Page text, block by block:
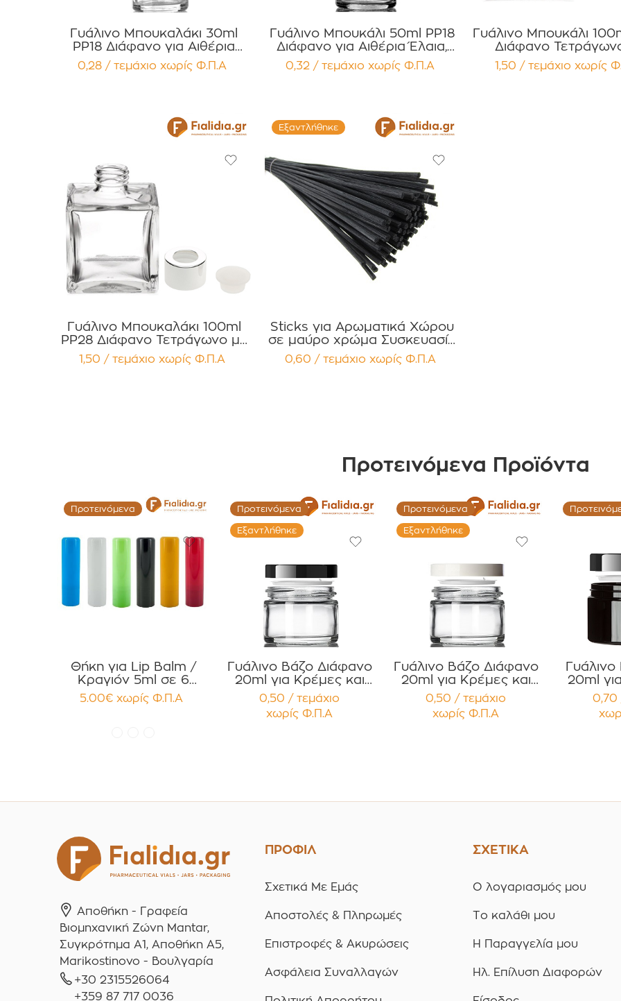
Γυάλινο Μπουκαλάκι 30ml
PP18 Διάφανο για Αιθέρια
Έλαια, Βάμματα Συσκευασία 12
τεμαχίων
0,28 / τεμάχιο χωρίς Φ.Π.Α
Γυάλινο Μπουκάλι 50ml PP18
Διάφανο για Αιθέρια Έλαια,
Βάμματα Συσκευασία 12
τεμαχίων
0,32 / τεμάχιο χωρίς Φ.Π.Α
Γυάλινο Μπουκάλι 100ml
Διάφανο
Μαύρο Πώμα
Αρωματικά Χώρου
1,50 / τεμάχιο χωρίς
Γυάλινο Μπουκαλάκι 100ml
PP28 Διάφανο Τετράγωνο με
Ασημί Πώμα Αλουμινίου για
Αρωματικά Χώρου
1,50 / τεμάχιο χωρίς Φ.Π.Α
Εξαντλήθηκε
Sticks για Αρωματικά Χώρου
σε μαύρο χρώμα Συσκευασία
12 τεμαχίων
0,60 / τεμάχιο χωρίς Φ.Π.Α
Προτεινόμενα Προϊόντα
Προτεινόμενα
Θήκη για Lip Balm /
Κραγιόν 5ml σε 6
χρώματα Πακέτο 10τεμ.
5.00€ χωρίς Φ.Π.Α
Προτεινόμενα
Εξαντλήθηκε
Γυάλινο Βάζο Διάφανο
20ml για Κρέμες και
Κηραλοιφές με Μαύρο
Γυαλιστερό Καπάκι
Παρέμβυσμα
0,50 / τεμάχιο
χωρίς Φ.Π.Α
Προτεινόμενα
Εξαντλήθηκε
Γυάλινο Βάζο Διάφανο
20ml για Κρέμες και
Κηραλοιφές με Άσπρο
Γυαλιστερό Καπάκι
Παρέμβυσμα
0,50 / τεμάχιο
χωρίς Φ.Π.Α
20ml
0,70
Αποθήκη - Γραφεία
Βιομηχανική Ζώνη Mantar,
Συγκρότημα A1, Αποθήκη Α5,
Marikostinovo - Βουλγαρία
+30 2315526064
+359 87 717 0036
ΠΡΟΦΙΛ
Σχετικά Με Εμάς
Αποστολές & Πληρωμές
Επιστροφές & Ακυρώσεις
Ασφάλεια Συναλλαγών
ΣΧΕΤΙΚΑ
Ο λογαριασμός μου
Το καλάθι μου
Η Παραγγελία μου
Ηλ. Επίλυση Διαφορών